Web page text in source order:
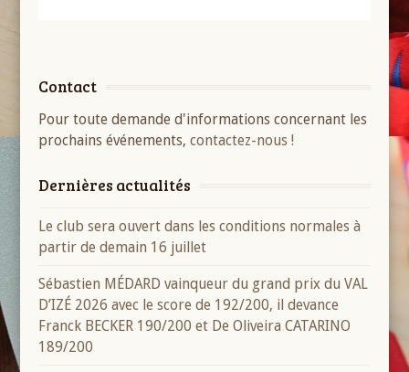
Contact
Pour toute demande d'informations concernant les
prochains événements,contactez-nous !
Dernières actualités
Le club sera ouvert dans les conditions normales à
partir de demain 16 juillet
Sébastien MÉDARD vainqueur du grand prix du VAL
D’IZÉ 2026 avec le score de 192/200, il devance
Franck BECKER 190/200 et De Oliveira CATARINO
189/200